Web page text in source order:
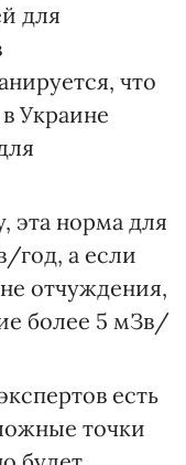
для
что
Украине
эта норма для
год, а если
отчуждения,
более 5 мЗв/
есть
точки